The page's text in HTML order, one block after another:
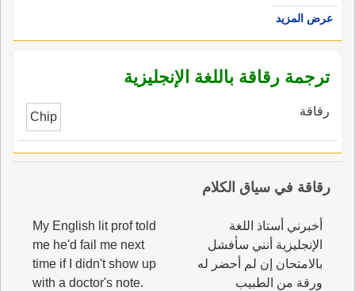
عرض المزيد
ترجمة رقاقة باللغة الإنجليزية
رقاقة Chip
رقاقة في سياق الكلام
أخبرني أستاذ اللغة
الإنجليزية أنني سأفشل
بالامتحان إن لم أحضر له
ورقة من الطبيب
My English lit prof told
me he'd fail me next
time if I didn't show up
with a doctor's note.